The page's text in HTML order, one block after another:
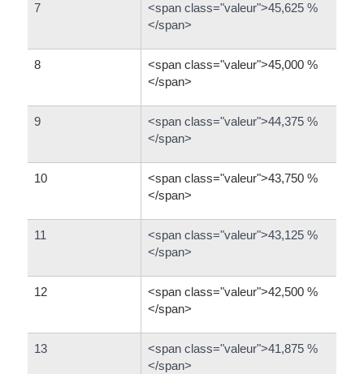
7
<span class="valeur">45,625 %
</span>
8
<span class="valeur">45,000 %
</span>
9
<span class="valeur">44,375 %
</span>
10
<span class="valeur">43,750 %
</span>
11
<span class="valeur">43,125 %
</span>
12
<span class="valeur">42,500 %
</span>
13
<span class="valeur">41,875 %
</span>